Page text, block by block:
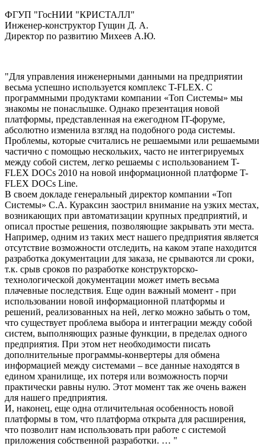
ФГУП "ГосНИИ "КРИСТАЛЛ"
Инженер-конструктор Гущин Д. А.
Директор по развитию Михеев А.Ю.
"Для управления инженерными данными на предприятии
весьма успешно используется комплекс T-FLEX. С
программными продуктами компании «Топ Системы» мы
знакомы не понаслышке. Однако презентация новой
платформы, представленная на ежегодном IT-форуме,
абсолютно изменила взгляд на подобного рода системы.
Проблемы, которые считались не решаемыми или решаемыми
частично с помощью нескольких, часто не интегрируемых
между собой систем, легко решаемы с использованием T-
FLEX DOCs 2010 на новой информационной платформе T-
FLEX DOCs Line.
В своем докладе генеральный директор компании «Топ
Системы» С.А. Кураксин заострил внимание на узких местах,
возникающих при автоматизации крупных предприятий, и
описал простые решения, позволяющие закрывать эти места.
Например, одним из таких мест нашего предприятия является
отсутствие возможности отследить, на каком этапе находится
разработка документации для заказа, не срываются ли сроки,
т.к. срыв сроков по разработке конструкторско-
технологической документации может иметь весьма
плачевные последствия. Еще один важный момент - при
использовании новой информационной платформы и
решений, реализованных на ней, легко можно забыть о том,
что существует проблема выбора и интеграции между собой
систем, выполняющих разные функции, в пределах одного
предприятия. При этом нет необходимости писать
дополнительные программы-конвертеры для обмена
информацией между системами – все данные находятся в
едином хранилище, их потеря или возможность порчи
практически равны нулю. Этот момент так же очень важен
для нашего предприятия.
И, наконец, еще одна отличительная особенность новой
платформы в том, что платформа открыта для расширения,
что позволит нам использовать при работе с системой
приложения собственной разработки. … "